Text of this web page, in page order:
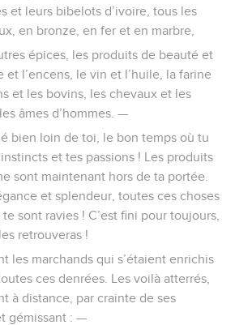
et leurs bibelots d’ivoire, tous les
en bronze, en fer et en marbre,
épices, les produits de beauté et
et l’encens, le vin et l’huile, la farine
et les bovins, les chevaux et les
âmes d’hommes. —
bien loin de toi, le bon temps où tu
et tes passions ! Les produits
sont maintenant hors de ta portée.
et splendeur, toutes ces choses
sont ravies ! C’est fini pour toujours,
retrouveras !
les marchands qui s’étaient enrichis
ces denrées. Les voilà atterrés,
à distance, par crainte de ses
gémissant : —